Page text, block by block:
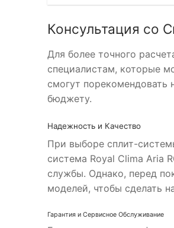
Консультация со
Для более точного
специалистам, которые
смогут
бюджету.
Надежность и Качество
При выборе сплит-
система Royal Clima Aria
службы. Однако, перед
моделей, чтобы сделать
Гарантия и Сервисное Обслуживание